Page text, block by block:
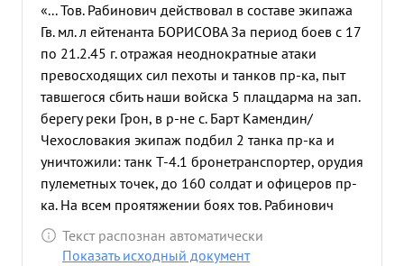
«... Тов. Рабинович действовал в составе экипажа
Гв. мл. л ейтенанта БОРИСОВА За период боев с 17
по 21.2.45 г. отражая неоднократные атаки
превосходящих сил пехоты и танков пр-ка, пыт
тавшегося сбить наши войска 5 плацдарма на зап.
берегу реки Грон, в р-не с. Барт Камендин/
Чехословакия экипаж подбил 2 танка пр-ка и
уничтожили: танк Т-4.1 бронетранспортер, орудия
пулеметных точек, до 160 солдат и офицеров пр-
ка. На всем проятяжении боях тов. Рабинович
обеспечил нормаль ную и бесперебойную
радиосвязь с командованием б-на. При
Текст распознан автоматически
Показать исходный документ